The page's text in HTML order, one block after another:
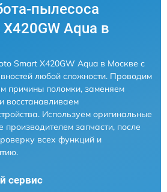
пылесоса
Aqua в
Smart Х420GW Aqua в Москве с
любой сложности. Проводим
причины поломки, заменяем
восстанавливаем
Используем оригинальные
запчасти, после
всех функций и
сервис